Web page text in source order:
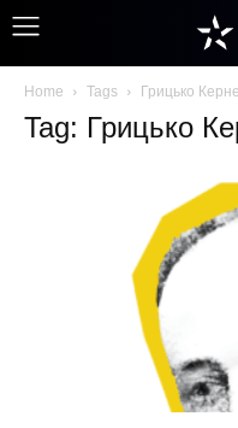
Home Tags Грицько
Tag: Грицько